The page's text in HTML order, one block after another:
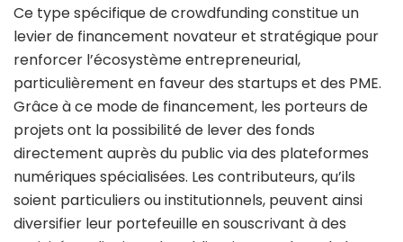
Ce type spécifique de crowdfunding constitue un
levier de financement novateur et stratégique pour
renforcer l’écosystème entrepreneurial,
particulièrement en faveur des startups et des PME.
Grâce à ce mode de financement, les porteurs de
projets ont la possibilité de lever des fonds
directement auprès du public via des plateformes
numériques spécialisées. Les contributeurs, qu’ils
soient particuliers ou institutionnels, peuvent ainsi
diversifier leur portefeuille en souscrivant à des